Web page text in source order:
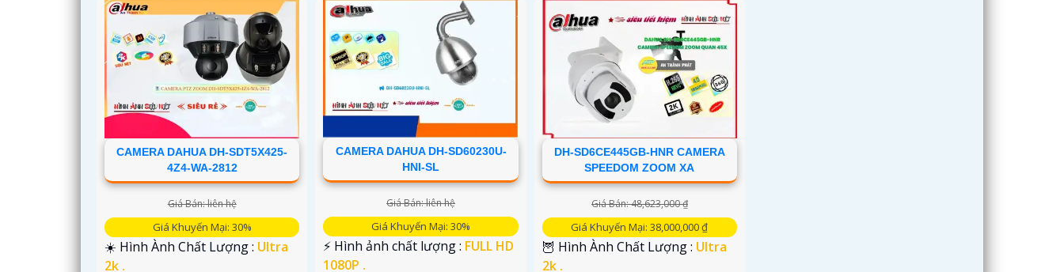
CAMERA DAHUA DH-SDT5X425-
4Z4-WA-2812
Giá Bán: liên hệ
Giá Khuyến Mại: 30%
☀️ Hình Ành Chất Lượng : Ultra
2k .
CAMERA DAHUA DH-SD60230U-
HNI-SL
Giá Bán: liên hệ
Giá Khuyến Mại: 30%
️⚡ Hình ảnh chất lượng : FULL HD
1080P .
DH-SD6CE445GB-HNR CAMERA
SPEEDOM ZOOM XA
Giá Bán: 48,623,000 ₫
Giá Khuyến Mại: 38,000,000 ₫
🦉 Hình Ành Chất Lượng : Ultra
2k .